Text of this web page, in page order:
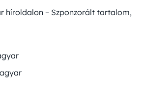
híroldalon – Szponzorált tartalom,